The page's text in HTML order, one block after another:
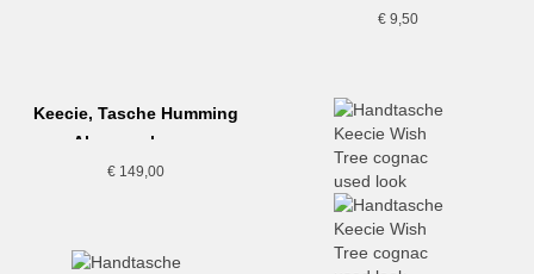
€ 9,50
Keecie, Tasche Humming
Along, schwarz
€149,00